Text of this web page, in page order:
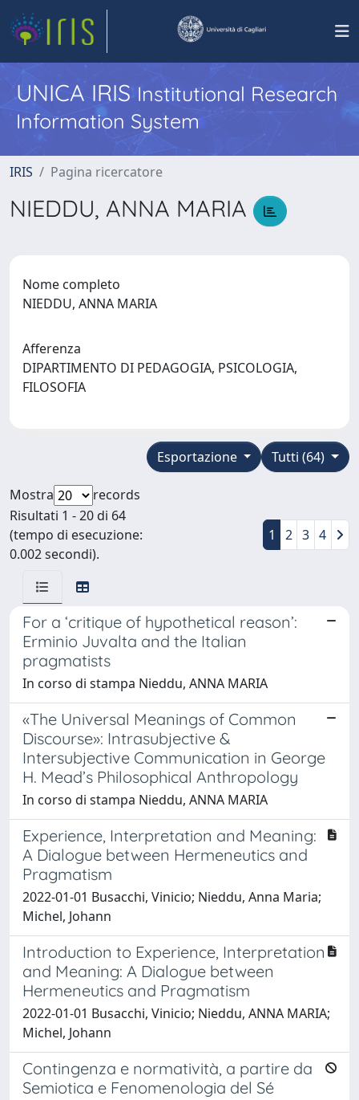
UNICA IRISInstitutional Research
Information System
IRIS Pagina ricercatore
NIEDDU, ANNA MARIA
Nome completo
NIEDDU, ANNA MARIA
Afferenza
DIPARTIMENTO DI PEDAGOGIA, PSICOLOGIA,
FILOSOFIA
Tutti (64)
Esportazione
Mostra
records
Risultati 1 - 20 di 64
(tempo di esecuzione:
0.002 secondi).
1 2 3 4
For a ‘critique of hypothetical reason’:
Erminio Juvalta and the Italian
pragmatists
In corso di stampa Nieddu, ANNA MARIA
«The Universal Meanings of Common
Discourse»: Intrasubjective &
Intersubjective Communication in George
H. Mead’s Philosophical Anthropology
In corso di stampa Nieddu, ANNA MARIA
Experience, Interpretation and Meaning:
A Dialogue between Hermeneutics and
Pragmatism
2022-01-01 Busacchi, Vinicio; Nieddu, Anna Maria;
Michel, Johann
Introduction to Experience, Interpretation
and Meaning: A Dialogue between
Hermeneutics and Pragmatism
2022-01-01 Busacchi, Vinicio; Nieddu, ANNA MARIA;
Michel, Johann
Contingenza e normatività, a partire da
Semiotica e Fenomenologia del Sé